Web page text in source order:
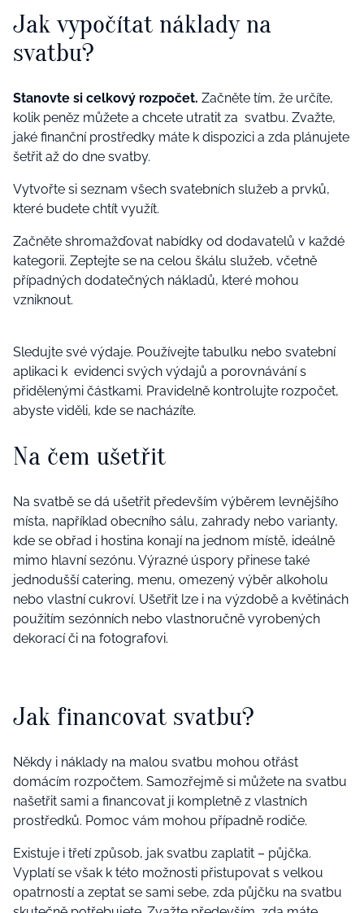
Jak vypočítat náklady na
svatbu?
Stanovte si celkový rozpočet. Začněte tím, že určíte,
kolik peněz můžete a chcete utratit za svatbu. Zvažte,
jaké finanční prostředky máte k dispozici a zda plánujete
šetřit až do dne svatby.
Vytvořte si seznam všech svatebních služeb a prvků,
které budete chtít využít.
Začněte shromažďovat nabídky od dodavatelů v každé
kategorii. Zeptejte se na celou škálu služeb, včetně
případných dodatečných nákladů, které mohou
vzniknout.
Sledujte své výdaje. Používejte tabulku nebo svatební
aplikaci k evidenci svých výdajů a porovnávání s
přidělenými částkami. Pravidelně kontrolujte rozpočet,
abyste viděli, kde se nacházíte.
Na čem ušetřit
Na svatbě se dá ušetřit především výběrem levnějšího
místa, například obecního sálu, zahrady nebo varianty,
kde se obřad i hostina konají na jednom místě, ideálně
mimo hlavní sezónu. Výrazné úspory přinese také
jednodušší catering, menu, omezený výběr alkoholu
nebo vlastní cukroví. Ušetřit lze i na výzdobě a květinách
použitím sezónních nebo vlastnoručně vyrobených
dekorací či na fotografovi.
Jak financovat svatbu?
Někdy i náklady na malou svatbu mohou otřást
domácím rozpočtem. Samozřejmě si můžete na svatbu
našetřit sami a financovat ji kompletně z vlastních
prostředků. Pomoc vám mohou případně rodiče.
Existuje i třetí způsob, jak svatbu zaplatit – půjčka.
Vyplatí se však k této možnosti přistupovat s velkou
opatrností a zeptat se sami sebe, zda půjčku na svatbu